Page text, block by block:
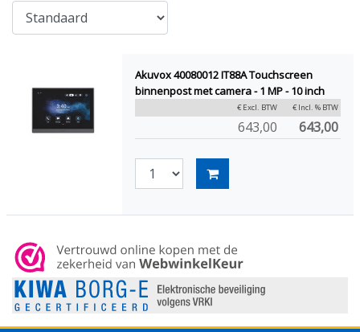
Akuvox 40080012 IT88A Touchscreen
binnenpost met camera - 1 MP - 10 inch
€ Excl. BTW € Incl. % BTW
643,00 643,00